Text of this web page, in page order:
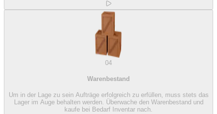
04
Warenbestand
Um in der Lage zu sein Aufträge erfolgreich zu erfüllen, muss stets das
Lager im Auge behalten werden. Überwache den Warenbestand und
kaufe bei Bedarf Inventar nach.